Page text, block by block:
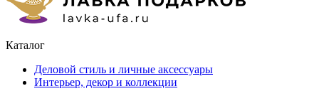
Каталог
Деловой стиль и личные аксессуары
Интерьер, декор и коллекции